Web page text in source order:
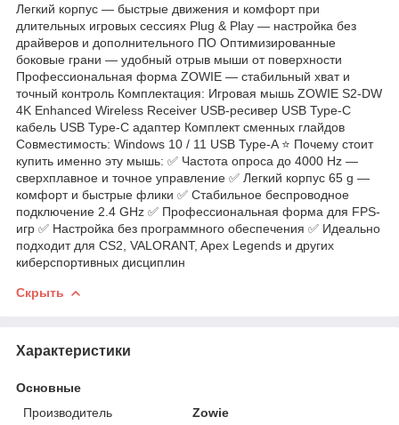
Легкий корпус — быстрые движения и комфорт при
длительных игровых сессиях Plug & Play — настройка без
драйверов и дополнительного ПО Оптимизированные
боковые грани — удобный отрыв мыши от поверхности
Профессиональная форма ZOWIE — стабильный хват и
точный контроль Комплектация: Игровая мышь ZOWIE S2-DW
4K Enhanced Wireless Receiver USB-ресивер USB Type-C
кабель USB Type-C адаптер Комплект сменных глайдов
Совместимость: Windows 10 / 11 USB Type-A ⭐ Почему стоит
купить именно эту мышь: ✅ Частота опроса до 4000 Hz —
сверхплавное и точное управление ✅ Легкий корпус 65 g —
комфорт и быстрые флики ✅ Стабильное беспроводное
подключение 2.4 GHz ✅ Профессиональная форма для FPS-
игр ✅ Настройка без программного обеспечения ✅ Идеально
подходит для CS2, VALORANT, Apex Legends и других
киберспортивных дисциплин
Скрыть
Характеристики
Основные
Производитель
Zowie